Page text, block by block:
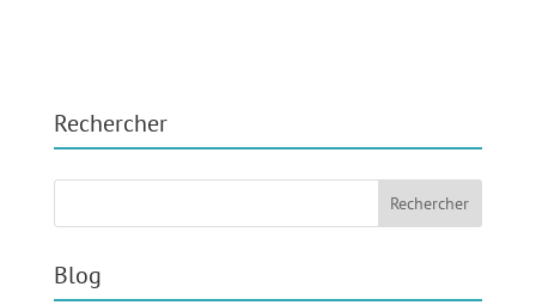
Rechercher
Blog